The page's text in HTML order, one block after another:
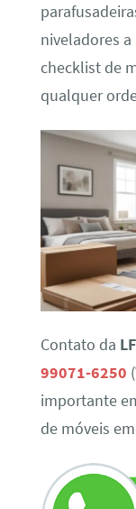
niveladores
checklist de
qualquer
Contato da
99071-6250
importante
de móveis